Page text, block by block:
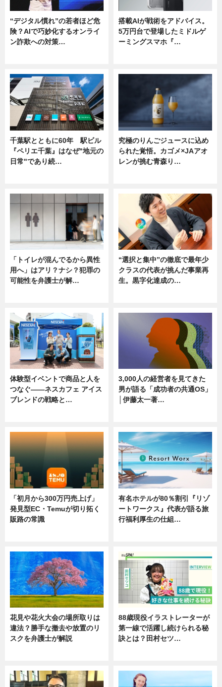
“デジタル慣れ”の若者ほど危
険？AIで巧妙化するオンライ
ン詐欺への対策…
搭載AIが戦術をアドバイス。
5万円台で登場したミドルゲ
ーミングスマホ『…
千葉駅とともに60年 駅ビル
『ペリエ千葉』はなぜ"地元の
日常"であり続…
究極のりんごジュースに込め
られた覚悟。カゴメ×JAアオ
レンが挑む青森り…
「トイレが混んでるから異性
用へ」はアリ？ナシ？犯罪の
可能性を弁護士が解…
“選択と集中”の徹底で最年少
クラスの代表が挑んだ事業再
生。黒字化達成の…
体験型イベントで商品と人を
つなぐ――ネスカフェ アイス
ブレンドの戦略と…
3,000人の経営者を見てきた
男が語る「成功者の共通OS」
│伊藤太一著…
「初月から300万円売上げ」
発見型EC・Temuが切り拓く
販路の常識
有名ホテルが80％割引『リゾ
ートワークス』代表が語る旅
行福利厚生の仕組…
花見や花火大会の場所取りは
違法？勝手な撤去や放置のリ
スクを弁護士が解説
88歳現役イラストレーターが
第一線で活躍し続けられる秘
訣とは？田村セツ…